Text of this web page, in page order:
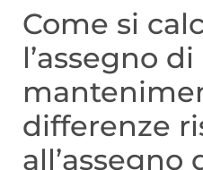
Come si
l’assegno di
differenze
all’assegno